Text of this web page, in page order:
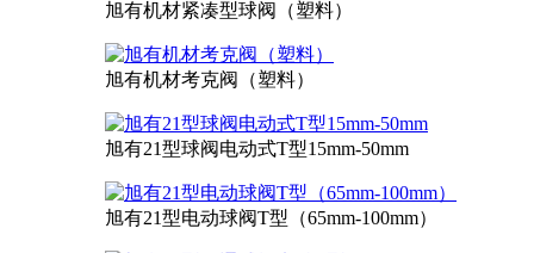
旭有机材紧凑型球阀（塑料）
旭有机材考克阀（塑料）
旭有21型球阀电动式T型15mm-50mm
旭有21型电动球阀T型（65mm-100mm）